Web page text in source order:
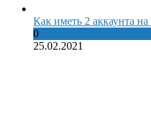
Как иметь 2 аккаунта
0
25.02.2021